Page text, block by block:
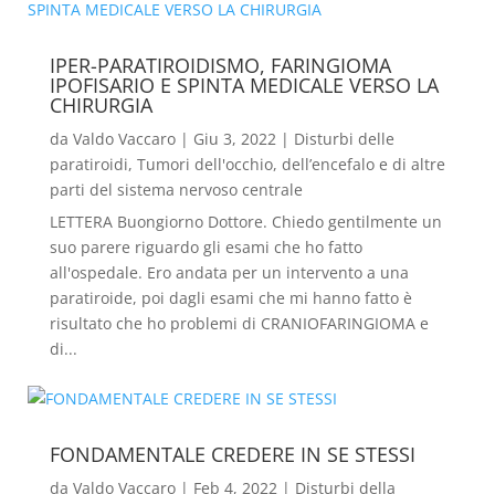
IPER-PARATIROIDISMO, FARINGIOMA
IPOFISARIO E SPINTA MEDICALE VERSO LA
CHIRURGIA
da Valdo Vaccaro| Giu 3, 2022| Disturbi delle
paratiroidi, Tumori dell'occhio, dell’encefalo e di altre
parti del sistema nervoso centrale
LETTERA Buongiorno Dottore. Chiedo gentilmente un
suo parere riguardo gli esami che ho fatto
all'ospedale. Ero andata per un intervento a una
paratiroide, poi dagli esami che mi hanno fatto è
risultato che ho problemi di CRANIOFARINGIOMA e
di...
FONDAMENTALE CREDERE IN SE STESSI
da Valdo Vaccaro| Feb 4, 2022| Disturbi della